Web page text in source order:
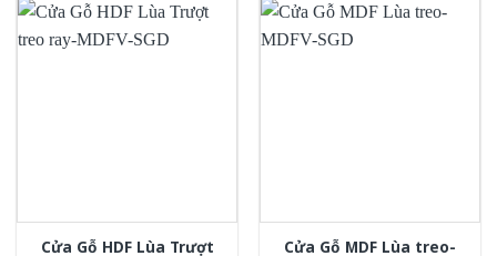
Cửa Gỗ HDF Lùa Trượt
Cửa Gỗ MDF Lùa treo-